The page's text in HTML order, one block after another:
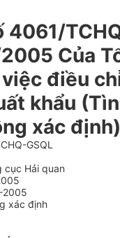
4061/
Của
điều
khẩu
xác định)
GSQL
cục Hải quan
xác định